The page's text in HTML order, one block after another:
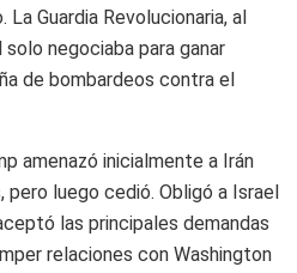
Guardia Revolucionaria, al
negociaba para ganar
de bombardeos contra el
amenazó inicialmente a Irán
pero luego cedió. Obligó a Israel
las principales demandas
relaciones con Washington